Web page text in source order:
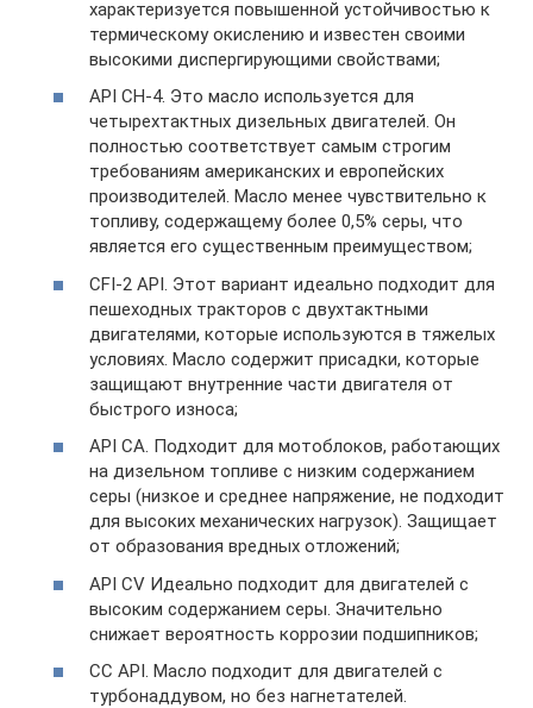
характеризуется повышенной устойчивостью к
термическому окислению и известен своими
высокими диспергирующими свойствами;
API CH-4. Это масло используется для
четырехтактных дизельных двигателей. Он
полностью соответствует самым строгим
требованиям американских и европейских
производителей. Масло менее чувствительно к
топливу, содержащему более 0,5% серы, что
является его существенным преимуществом;
CFI-2 API. Этот вариант идеально подходит для
пешеходных тракторов с двухтактными
двигателями, которые используются в тяжелых
условиях. Масло содержит присадки, которые
защищают внутренние части двигателя от
быстрого износа;
API CA. Подходит для мотоблоков, работающих
на дизельном топливе с низким содержанием
серы (низкое и среднее напряжение, не подходит
для высоких механических нагрузок). Защищает
от образования вредных отложений;
API CV Идеально подходит для двигателей с
высоким содержанием серы. Значительно
снижает вероятность коррозии подшипников;
CC API. Масло подходит для двигателей с
турбонаддувом, но без нагнетателей.